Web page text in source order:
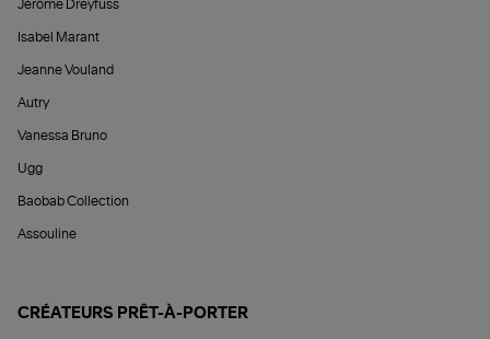
Jérôme Dreyfuss
Isabel Marant
Jeanne Vouland
Autry
Vanessa Bruno
Ugg
Baobab Collection
Assouline
CRÉATEURS PRÊT-À-PORTER